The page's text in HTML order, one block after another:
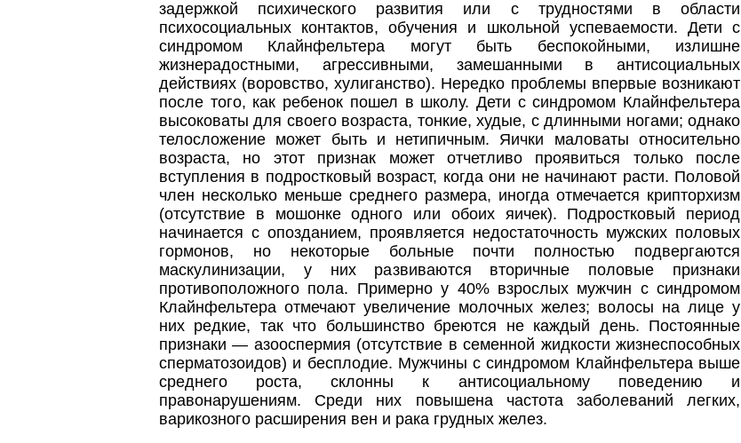
задержкой психического развития или с трудностями в области
психосоциальных контактов, обучения и школьной успеваемости. Дети с
синдромом Клайнфельтера могут быть беспокойными, излишне
жизнерадостными, агрессивными, замешанными в антисоциальных
действиях (воровство, хулиганство). Нередко проблемы впервые возникают
после того, как ребенок пошел в школу. Дети с синдромом Клайнфельтера
высоковаты для своего возраста, тонкие, худые, с длинными ногами; однако
телосложение может быть и нетипичным. Яички маловаты относительно
возраста, но этот признак может отчетливо проявиться только после
вступления в подростковый возраст, когда они не начинают расти. Половой
член несколько меньше среднего размера, иногда отмечается крипторхизм
(отсутствие в мошонке одного или обоих яичек). Подростковый период
начинается с опозданием, проявляется недостаточность мужских половых
гормонов, но некоторые больные почти полностью подвергаются
маскулинизации, у них развиваются вторичные половые признаки
противоположного пола. Примерно у 40% взрослых мужчин с синдромом
Клайнфельтера отмечают увеличение молочных желез; волосы на лице у
них редкие, так что большинство бреются не каждый день. Постоянные
признаки — азооспермия (отсутствие в семенной жидкости жизнеспособных
сперматозоидов) и бесплодие. Мужчины с синдромом Клайнфельтера выше
среднего роста, склонны к антисоциальному поведению и
правонарушениям. Среди них повышена частота заболеваний легких,
варикозного расширения вен и рака грудных желез.